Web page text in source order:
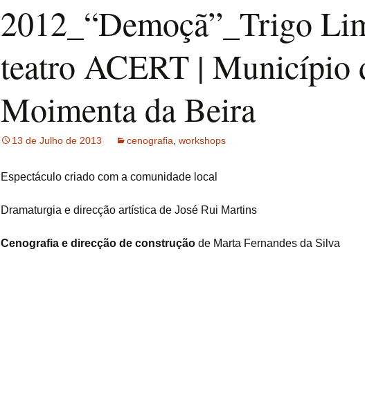
2012_“Demoçã”_Trigo
teatro ACERT | Município
Moimenta da Beira
13 de Julho de 2013 cenografia workshops
Espectáculo criado com a comunidade local
Dramaturgia e direcção artística de José Rui Martins
Cenografia e direcção de construção de Marta Fernandes da Silva